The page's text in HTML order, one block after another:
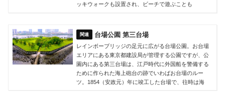
ッキウォークも設置され、ビーチで遊ぶことも
台場公園 第三台場
レインボーブリッジの足元に広がる台場公園。お台場
エリアにある東京都建設局が管理する公園ですが、公
園内にある第三台場は、江戸時代に外国船を警備する
ために作られた海上砲台の跡でいわばお台場のルー
ツ。1854（安政元）年に竣工した台場で、往時は海